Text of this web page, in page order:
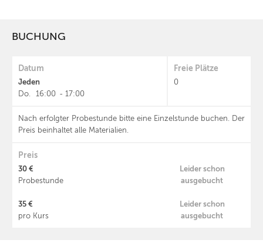
BUCHUNG
Datum
Jeden
Do. 16:00 - 17:00
Nach erfolgter Probestunde bitte eine Einzelstunde buchen. Der
Preis beinhaltet alle Materialien.
Freie Plätze
0
Preis
30 €
Probestunde
Leider schon
ausgebucht
35 €
pro Kurs
Leider schon
ausgebucht